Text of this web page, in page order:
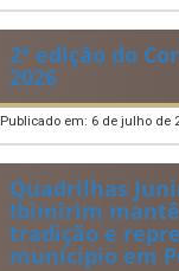
2ª edição do
2026
Publicado em: 6 de julho de
Quadrilhas
Ibimirim
tradição e
munícipio em